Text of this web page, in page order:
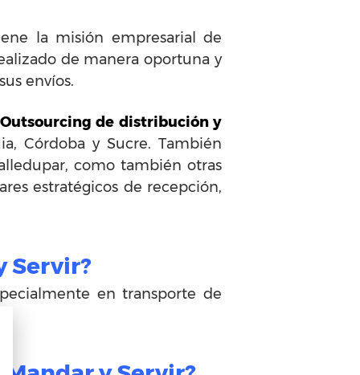
la misión empresarial de
de manera oportuna y
envíos.
de distribución y
Córdoba y Sucre. También
como también otras
estratégicos de recepción,
Servir?
en transporte de